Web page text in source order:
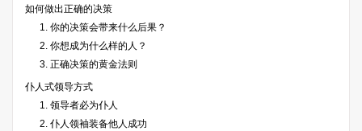
如何做出正确的决策
1. 你的决策会带来什么后果？
2. 你想成为什么样的人？
3. 正确决策的黄金法则
仆人式领导方式
1. 领导者必为仆人
2. 仆人领袖装备他人成功